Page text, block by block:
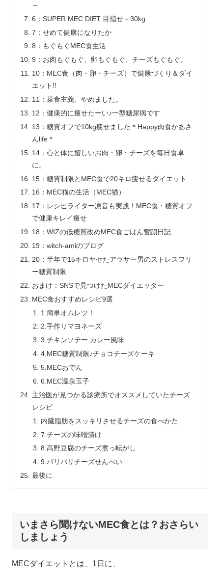
～
6：SUPER MEC DIET 目指せ－30kg
7：せめて健康になりたか
8：もぐもぐMEC食生活
9：お肉もぐもぐ、卵もぐもぐ、チーズもぐもぐ。
10：MEC食（肉・卵・チーズ）で健康づくり＆ダイ
エット!!
11：菜食主義、やめました。
12：健康的に痩せたーい♪一型糖尿病です
13：糖質オフで10kg痩せました＊Happy肉食かあさ
んlife＊
14：心と体に嬉しいお肉・卵・チーズを毎日食卓
に。
15：糖質制限とMEC食で20キロ痩せるダイエット
16：MEC猫の生活（MEC猫）
17：レシピライター凛音も実践！MEC食・糖質オフ
で健康キレイ痩せ
18：WIZの低糖質改めMEC食ごはん奮闘日記
19：witch-amiのブログ
20：半年で15キロヤセたアラサー男のストレスフリ
ー糖質制限
おまけ：SNSで見つけたMECダイエッター
MEC食おすすめレシピ9選
1.簡単オムレツ！
2.手作りマヨネーズ
3.チキンソテー カレー風味
4.MEC糖質制限♪チョコチーズケーキ
5.MECおでん
6.MEC温泉玉子
主治医が見つかる診療所でオススメしていたチーズ
レシピ
内臓脂肪をスッキリさせるチーズの食べかた
7.チーズの味噌漬け
8.高野豆腐のチーズ煮っ転がし
9.パリパリチーズせんべい
最後に
いまさら聞けないMEC食とは？おさらい
しましょう
MECダイエットとは、1日に、